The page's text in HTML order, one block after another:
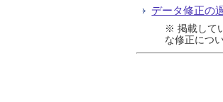
データ修正の
※ 掲載して
な修正につ